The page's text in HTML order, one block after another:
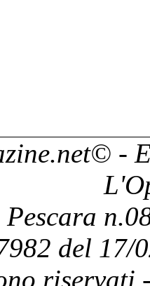
© -
del 17/
riservati